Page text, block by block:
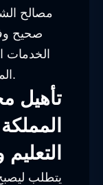
مصالح
صحيح
الخدمات
المهنية في مجال العقود والاتفاقيات.
تأهيل
يتطلب